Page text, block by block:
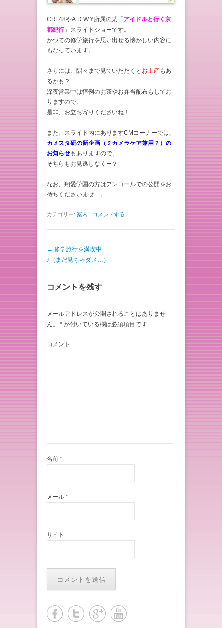
CRF48やA.D.W.Y所属の某「アイドルと行く京
都紀行」スライドショーです。
かつての修学旅行を思い出せる懐かしい内容に
もなっています。
さらには、隅々まで見ていただくと お土産もあ
るかも？
深夜営業中は恒例のお茶やお弁当配布もしてお
りますので、
是非、お立ち寄りくださいね！
また、スライド内にありますCMコーナーでは、
カメスタ研の新企画（ミカメラケア兼用？）の
お知らせもありますので、
そちらもお見逃しなくー？
なお、翔愛学園の方はアンコールでの公開をお
待ちくださいませ…。
カテゴリー: 案内 | コメントする
投稿ナビゲーション
← 修学旅行を満喫中
♪（まだ見ちゃダメ…）
コメントを残す
メールアドレスが公開されることはありませ
ん。
* が付いている欄は必須項目です
コメント
名前 *
メール *
サイト